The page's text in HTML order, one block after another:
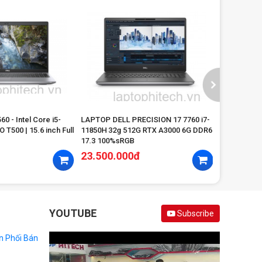
- Intel Core i5-
T500 | 15.6 inch Full
LAPTOP DELL PRECISION 17 7760 i7-
11850H 32g 512G RTX A3000 6G DDR6
17.3 100%sRGB
23.500.000đ
Phối Bán
YOUTUBE Subscribe